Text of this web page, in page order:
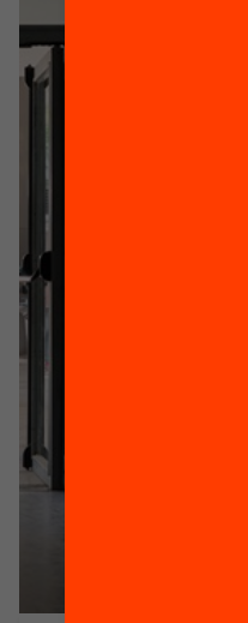
l’exploració, la
solucions a